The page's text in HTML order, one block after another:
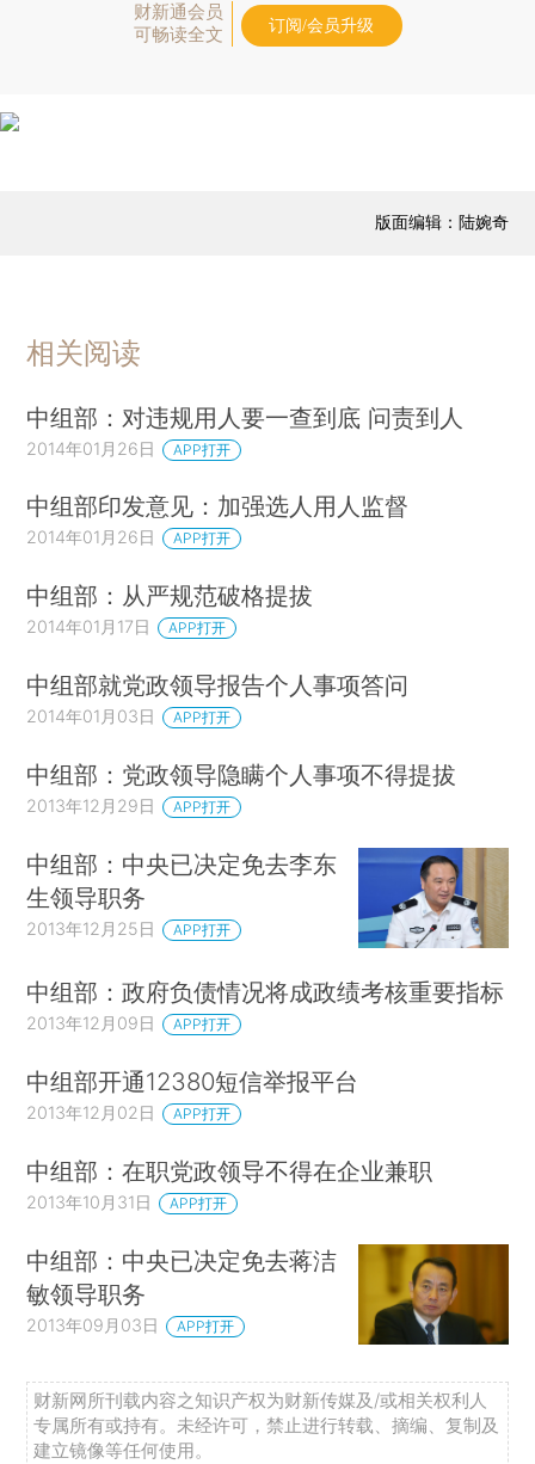
财新通会员
可畅读全文
订阅/会员升级
版面编辑：陆婉奇
相关阅读
中组部：对违规用人要一查到底 问责到人
2014年01月26日 APP打开
中组部印发意见：加强选人用人监督
2014年01月26日 APP打开
中组部：从严规范破格提拔
2014年01月17日 APP打开
中组部就党政领导报告个人事项答问
2014年01月03日 APP打开
中组部：党政领导隐瞒个人事项不得提拔
2013年12月29日 APP打开
中组部：中央已决定免去李东
生领导职务
2013年12月25日 APP打开
中组部：政府负债情况将成政绩考核重要指标
2013年12月09日 APP打开
中组部开通12380短信举报平台
2013年12月02日 APP打开
中组部：在职党政领导不得在企业兼职
2013年10月31日 APP打开
中组部：中央已决定免去蒋洁
敏领导职务
2013年09月03日 APP打开
财新网所刊载内容之知识产权为财新传媒及/或相关权利人
专属所有或持有。未经许可，禁止进行转载、摘编、复制及
建立镜像等任何使用。